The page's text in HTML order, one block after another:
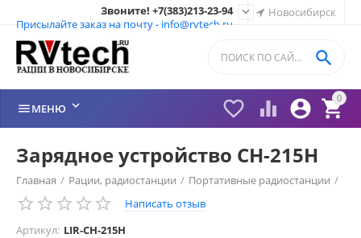
Новосибирск
Звоните! +7(383)213-23-94
Присылайте заказ на почту - info@rvtech.ru

0


 

МЕНЮ 
Зарядное устройство CH-215H
Главная / Рации, радиостанции / Портативные радиостанции /
Рации ЛИРА (LiRA) Россия / Зарядные устройства Lira
Написать отзыв
Артикул: LIR-CH-215H